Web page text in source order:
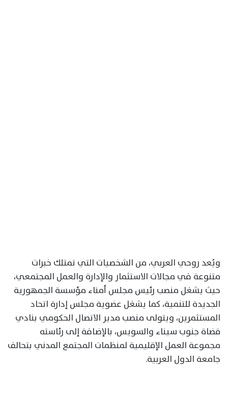
ويُعد روحي العربي، من الشخصيات التي تمتلك خبرات
متنوعة في مجالات الاستثمار والإدارة والعمل المجتمعي،
حيث يشغل منصب رئيس مجلس أمناء مؤسسة الجمهورية
الجديدة للتنمية، كما يشغل عضوية مجلس إدارة اتحاد
المستثمرين، ويتولى منصب مدير الاتصال الحكومي بنادي
قضاة جنوب سيناء والسويس، بالإضافة إلى رئاسته
مجموعة العمل الإقليمية لمنظمات المجتمع المدني بتحالف
جامعة الدول العربية.